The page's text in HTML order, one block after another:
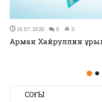
11.07.2026 0 0
no title
СОҢҒЫ